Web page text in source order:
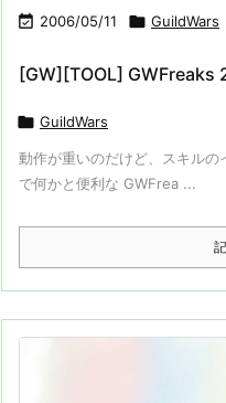
 2006/05/11  GuildWars
[GW][TOOL] GWFreaks
 GuildWars
動作が重いのだけど、スキル
で何かと便利な GWFrea ...